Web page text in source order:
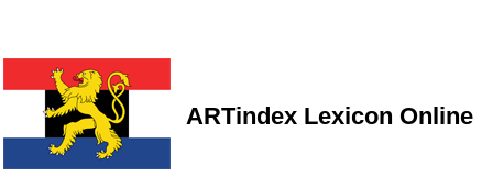
ARTindex Lexicon Online